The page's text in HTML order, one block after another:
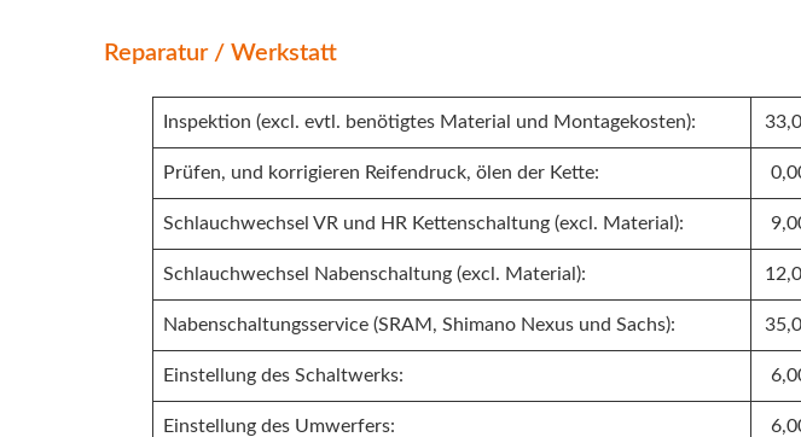
Reparatur / Werkstatt
Inspektion (excl. evtl. benötigtes Material und Montagekosten):
Prüfen, und korrigieren Reifendruck, ölen der Kette:
Schlauchwechsel VR und HR Kettenschaltung (excl. Material):
Schlauchwechsel Nabenschaltung (excl. Material):
Nabenschaltungsservice (SRAM, Shimano Nexus und Sachs):
Einstellung des Schaltwerks:
Einstellung des Umwerfers: